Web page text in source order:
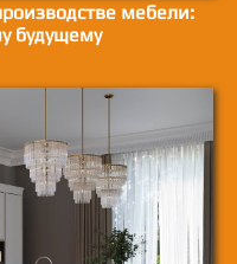
мебели:
будущему